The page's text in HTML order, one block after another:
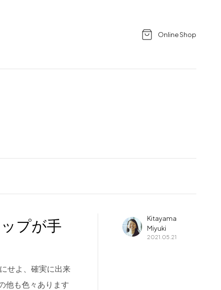
Online Shop
プが手
せよ、確実に出来
他も色々あります
Kitayama
Miyuki
2021.05.21